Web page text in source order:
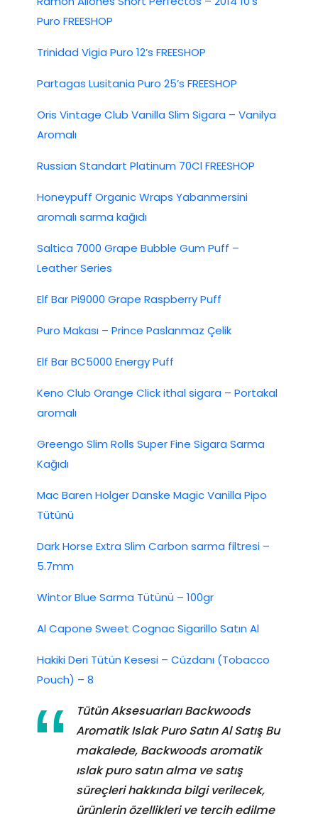
Puro FREESHOP
Trinidad Vigia Puro 12’s FREESHOP
Partagas Lusitania Puro 25’s FREESHOP
Oris Vintage Club Vanilla Slim Sigara – Vanilya
Aromalı
Russian Standart Platinum 70Cl FREESHOP
Honeypuff Organic Wraps Yabanmersini
aromalı sarma kağıdı
Saltica 7000 Grape Bubble Gum Puff –
Leather Series
Elf Bar Pi9000 Grape Raspberry Puff
Puro Makası – Prince Paslanmaz Çelik
Elf Bar BC5000 Energy Puff
Keno Club Orange Click ithal sigara – Portakal
aromalı
Greengo Slim Rolls Super Fine Sigara Sarma
Kağıdı
Mac Baren Holger Danske Magic Vanilla Pipo
Tütünü
Dark Horse Extra Slim Carbon sarma filtresi –
5.7mm
Wintor Blue Sarma Tütünü – 100gr
Al Capone Sweet Cognac Sigarillo Satın Al
Hakiki Deri Tütün Kesesi – Cüzdanı (Tobacco
Pouch) – 8
Tütün Aksesuarları Backwoods
Aromatik Islak Puro Satın Al Satış Bu
makalede, Backwoods aromatik
ıslak puro satın alma ve satış
süreçleri hakkında bilgi verilecek,
ürünlerin özellikleri ve tercih edilme